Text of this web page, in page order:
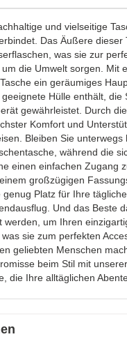
und vielseitige
Das Äußere dieser
was sie zur
die Umwelt sorgen. Mit
ein geräumiges
Hülle enthält, die
gewährleistet. Durch
Komfort und
Bleiben Sie unterwegs
während die
einen einfachen Zugang
großzügigen
Platz für Ihre
Und das Beste
werden, um Ihren
sie zum perfekten
geliebten Menschen
beim Stil mit unserer
die Ihre alltäglichen